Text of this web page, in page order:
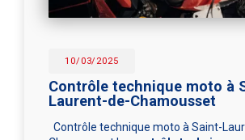
10/03/2025
Contrôle technique moto à
Laurent-de-Chamousset
Contrôle technique moto à Saint-